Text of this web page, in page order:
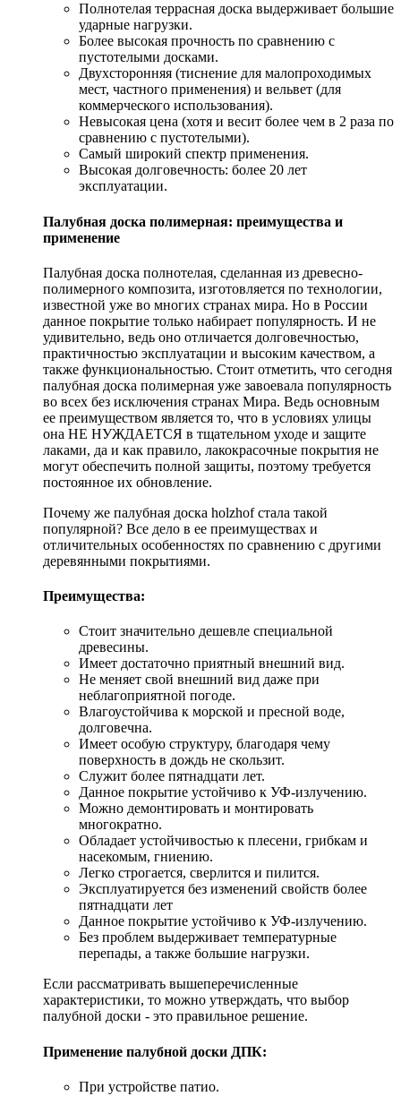
Полнотелая террасная доска выдерживает большие
ударные нагрузки.
Более высокая прочность по сравнению с
пустотелыми досками.
Двухсторонняя (тиснение для малопроходимых
мест, частного применения) и вельвет (для
коммерческого использования).
Невысокая цена (хотя и весит более чем в 2 раза по
сравнению с пустотелыми).
Самый широкий спектр применения.
Высокая долговечность: более 20 лет
эксплуатации.
Палубная доска полимерная: преимущества и
применение
Палубная доска полнотелая, сделанная из древесно-
полимерного композита, изготовляется по технологии,
известной уже во многих странах мира. Но в России
данное покрытие только набирает популярность. И не
удивительно, ведь оно отличается долговечностью,
практичностью эксплуатации и высоким качеством, а
также функциональностью. Стоит отметить, что сегодня
палубная доска полимерная уже завоевала популярность
во всех без исключения странах Мира. Ведь основным
ее преимуществом является то, что в условиях улицы
она НЕ НУЖДАЕТСЯ в тщательном уходе и защите
лаками, да и как правило, лакокрасочные покрытия не
могут обеспечить полной защиты, поэтому требуется
постоянное их обновление.
Почему же палубная доска holzhof стала такой
популярной? Все дело в ее преимуществах и
отличительных особенностях по сравнению с другими
деревянными покрытиями.
Преимущества:
Стоит значительно дешевле специальной
древесины.
Имеет достаточно приятный внешний вид.
Не меняет свой внешний вид даже при
неблагоприятной погоде.
Влагоустойчива к морской и пресной воде,
долговечна.
Имеет особую структуру, благодаря чему
поверхность в дождь не скользит.
Служит более пятнадцати лет.
Данное покрытие устойчиво к УФ-излучению.
Можно демонтировать и монтировать
многократно.
Обладает устойчивостью к плесени, грибкам и
насекомым, гниению.
Легко строгается, сверлится и пилится.
Эксплуатируется без изменений свойств более
пятнадцати лет
Данное покрытие устойчиво к УФ-излучению.
Без проблем выдерживает температурные
перепады, а также большие нагрузки.
Если рассматривать вышеперечисленные
характеристики, то можно утверждать, что выбор
палубной доски - это правильное решение.
Применение палубной доски ДПК:
При устройстве патио.